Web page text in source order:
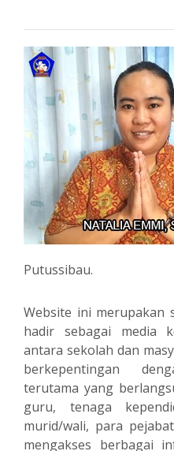
Putussibau.
Website ini merupakan
hadir sebagai media
antara sekolah dan
berkepentingan
terutama yang
guru, tenaga
murid/wali, para
mengakses berbagai